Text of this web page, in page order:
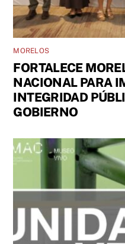
MORELOS
FORTALECE
NACIONAL PARA
INTEGRIDAD
GOBIERNO